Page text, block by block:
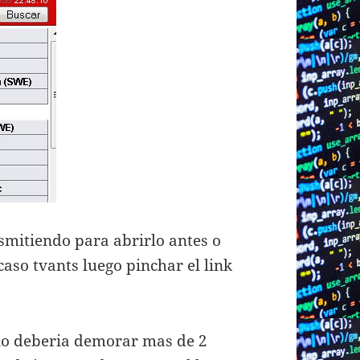
para abrirlo antes o
tvants luego pinchar el link
deberia demorar mas de 2